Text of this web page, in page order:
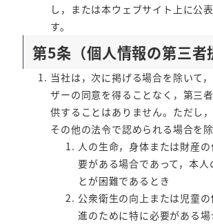
し，または本ウェブサイト上に公
す。
第5条（個人情報の第三者
当社は，次に掲げる場合を除いて
ザーの同意を得ることなく，第三
供することはありません。ただし
その他の法令で認められる場合を除
人の生命，身体または財産
要がある場合であって，本人
とが困難であるとき
公衆衛生の向上または児童
進のために特に必要がある